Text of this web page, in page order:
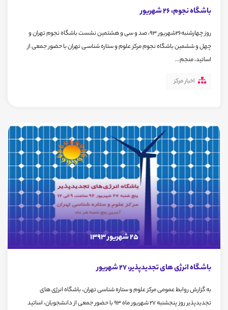
باشگاه نجوم، 26 شهریور
روز چهارشنبه26شهریور 93، صد و سی و هشتمین نشست باشگاه نجوم تهران و
چهل و ششمین باشگاه نجوم مرکز علوم و ستاره شناسـی تهران با حضور جمعی از
اساتید، منجم...
اخبار مرکز
25 شهریور 1393
باشگاه انرژی های تجدیدپذیر، 27 شهریور
به گزارش روابط عمومی مرکز علوم و ستاره شناسی تهران، باشگاه انرژی های
تجدیدپذیر روز پنجشنبه 27 شهریور ماه 93 با حضور جمعی از دانشجویان، اساتید